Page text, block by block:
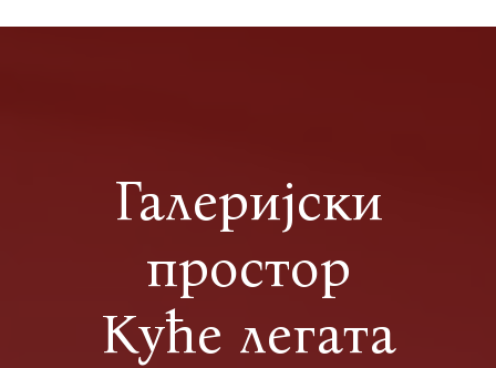
Галеријски
простор
Куће легата